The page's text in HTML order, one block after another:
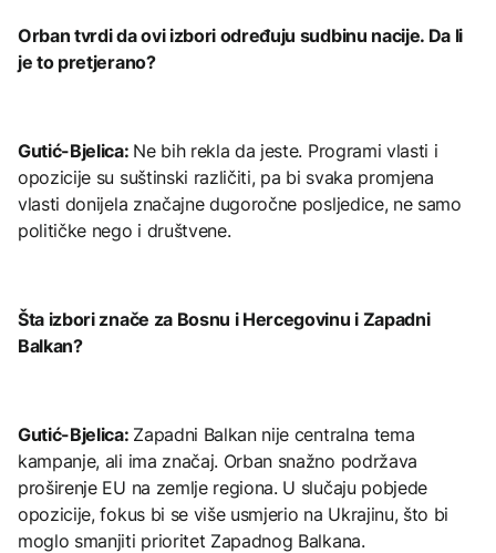
Orban tvrdi da ovi izbori određuju sudbinu nacije. Da li
je to pretjerano?
Gutić-Bjelica: Ne bih rekla da jeste. Programi vlasti i
opozicije su suštinski različiti, pa bi svaka promjena
vlasti donijela značajne dugoročne posljedice, ne samo
političke nego i društvene.
Šta izbori znače za Bosnu i Hercegovinu i Zapadni
Balkan?
Gutić-Bjelica: Zapadni Balkan nije centralna tema
kampanje, ali ima značaj. Orban snažno podržava
proširenje EU na zemlje regiona. U slučaju pobjede
opozicije, fokus bi se više usmjerio na Ukrajinu, što bi
moglo smanjiti prioritet Zapadnog Balkana.